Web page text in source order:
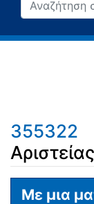
355322
Αριστείας
Μετάβαση σε:
Με μια